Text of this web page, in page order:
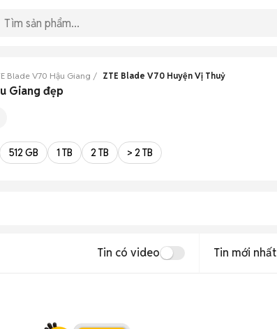
Blade V70 Hậu Giang ZTE Blade V70 Huyện Vị Thuỷ
Giang đẹp
512 GB 1 TB 2 TB > 2 TB
Tin có video Tin mới nhất